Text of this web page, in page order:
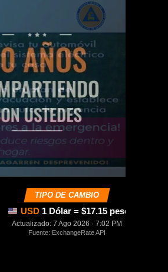
TIPO DE CAMBIO
USD 1 Dólar = $17.15 pesos
Actualizado: 7 Ago 2026 · 7:02 PM
Fuente: ExchangeRate API